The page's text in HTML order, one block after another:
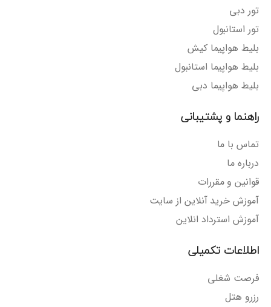
تور دبی
تور استانبول
بلیط هواپیما کیش
بلیط هواپیما استانبول
بلیط هواپیما دبی
راهنما و پشتیبانی
تماس با ما
درباره ما
قوانین و مقررات
آموزش خرید آنلاین از سایت
آموزش استرداد انلاین
اطلاعات تکمیلی
فرصت شغلی
رزرو هتل